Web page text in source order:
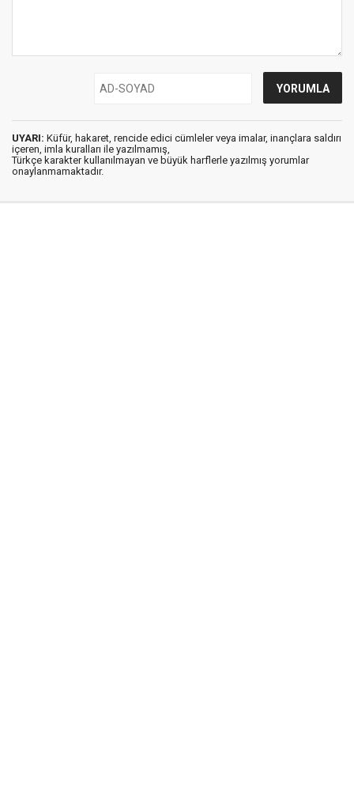
UYARI: Küfür, hakaret, rencide edici cümleler veya imalar, inançlara saldırı
içeren, imla kuralları ile yazılmamış,
Türkçe karakter kullanılmayan ve büyük harflerle yazılmış yorumlar
onaylanmamaktadır.